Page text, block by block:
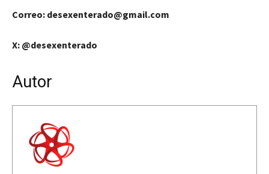
Correo: desexenterado@gmail.com
X: @desexenterado
Autor